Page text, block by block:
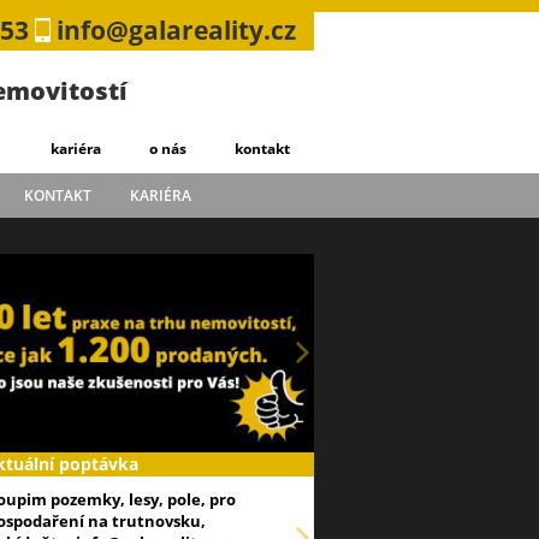
info@galareality.cz
kariéra o nás kontakt
KONTAKT KARIÉRA
poptávka
pozemky, lesy, pole, pro
na trutnovsku,